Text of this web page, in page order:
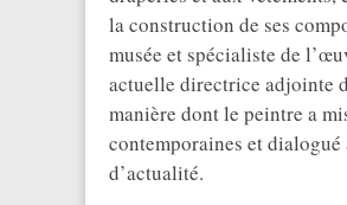
la construction de ses
musée et spécialiste de
actuelle directrice adjointe
manière dont le peintre a
contemporaines et
d’actualité.